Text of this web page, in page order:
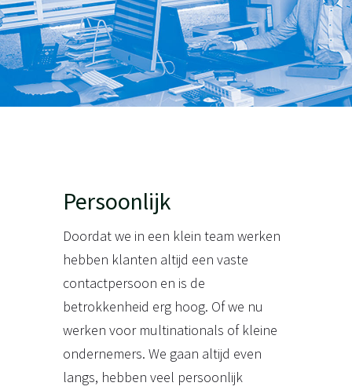
Persoonlijk
Doordat we in een klein team werken
hebben klanten altijd een vaste
contactpersoon en is de
betrokkenheid erg hoog. Of we nu
werken voor multinationals of kleine
ondernemers. We gaan altijd even
langs, hebben veel persoonlijk